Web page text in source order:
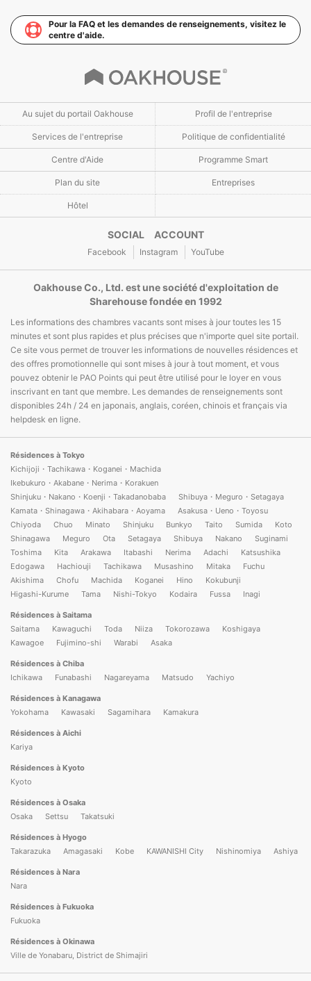
Pour la FAQ et les demandes de renseignements, visitez le
centre d'aide.
Au sujet du portail Oakhouse Profil de l'entreprise
Services de l'entreprise Politique de confidentialité
Centre d'Aide Programme Smart
Plan du site Entreprises
Hôtel
SOCIAL ACCOUNT
Facebook Instagram YouTube
Oakhouse Co., Ltd. est une société d'exploitation de
Sharehouse fondée en 1992
Les informations des chambres vacants sont mises à jour toutes les 15
minutes et sont plus rapides et plus précises que n'importe quel site portail.
Ce site vous permet de trouver les informations de nouvelles résidences et
des offres promotionnelle qui sont mises à jour à tout moment, et vous
pouvez obtenir le PAO Points qui peut être utilisé pour le loyer en vous
inscrivant en tant que membre. Les demandes de renseignements sont
disponibles 24h / 24 en japonais, anglais, coréen, chinois et français via
helpdesk en ligne.
Résidences à Tokyo
Kichijoji・Tachikawa・Koganei・Machida
Ikebukuro・Akabane・Nerima・Korakuen
Shinjuku・Nakano・Koenji・Takadanobaba
Shibuya・Meguro・Setagaya
Kamata・Shinagawa・Akihabara・Aoyama
Asakusa・Ueno・Toyosu
Chiyoda
Chuo Minato Shinjuku Bunkyo Taito Sumida
Koto
Shinagawa
Meguro Ota Setagaya Shibuya Nakano
Suginami
Toshima
Kita Arakawa Itabashi Nerima Adachi
Katsushika
Edogawa
Hachiouji Tachikawa Musashino Mitaka
Fuchu
Akishima
Chofu Machida Koganei Hino
Kokubunji
Higashi-Kurume
Tama Nishi-Tokyo Kodaira Fussa Inagi
Résidences à Saitama
Saitama
Kawaguchi Toda Niiza Tokorozawa
Koshigaya
Kawagoe
Fujimino-shi Warabi Asaka
Résidences à Chiba
Ichikawa
Funabashi Nagareyama Matsudo Yachiyo
Résidences à Kanagawa
Yokohama
Kawasaki Sagamihara Kamakura
Résidences à Aichi
Kariya
Résidences à Kyoto
Kyoto
Résidences à Osaka
Osaka
Settsu Takatsuki
Résidences à Hyogo
Takarazuka
Amagasaki Kobe KAWANISHI City Nishinomiya Ashiya
Résidences à Nara
Nara
Résidences à Fukuoka
Fukuoka
Résidences à Okinawa
Ville de Yonabaru, District de Shimajiri